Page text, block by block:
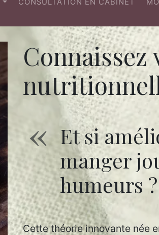
CONSULTATION EN CABINET
Et si
manger
humeurs ?
Cette théorie innovante née